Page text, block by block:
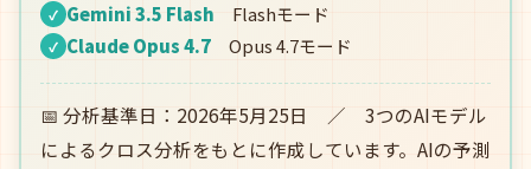
✓ Gemini 3.5 Flash Flashモード
✓ Claude Opus 4.7 Opus 4.7モード
📅 分析基準日：2026年5月25日 ／ 3つのAIモデル
によるクロス分析をもとに作成しています。AIの予測